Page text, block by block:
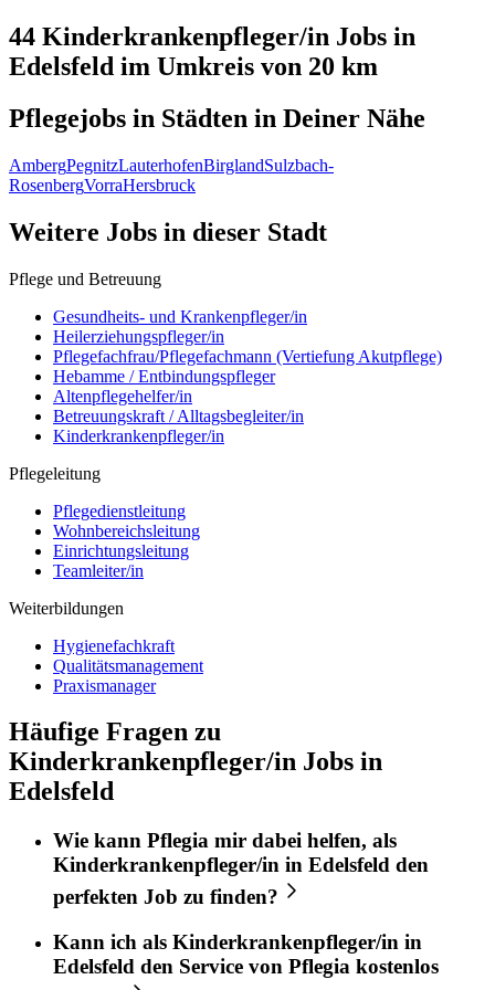
44 Kinderkrankenpfleger/in Jobs in
Edelsfeld im Umkreis von 20 km
Pflegejobs in Städten in Deiner Nähe
AmbergPegnitzLauterhofenBirglandSulzbach-
RosenbergVorraHersbruck
Weitere Jobs in dieser Stadt
Pflege und Betreuung
Gesundheits- und Krankenpfleger/in
Heilerziehungspfleger/in
Pflegefachfrau/Pflegefachmann (Vertiefung Akutpflege)
Hebamme / Entbindungspfleger
Altenpflegehelfer/in
Betreuungskraft / Alltagsbegleiter/in
Kinderkrankenpfleger/in
Pflegeleitung
Pflegedienstleitung
Wohnbereichsleitung
Einrichtungsleitung
Teamleiter/in
Weiterbildungen
Hygienefachkraft
Qualitätsmanagement
Praxismanager
Häufige Fragen zu
Kinderkrankenpfleger/in Jobs in
Edelsfeld
Wie kann Pflegia mir dabei helfen, als
Kinderkrankenpfleger/in in Edelsfeld den
perfekten Job zu finden?
Kann ich als Kinderkrankenpfleger/in in
Edelsfeld den Service von Pflegia kostenlos